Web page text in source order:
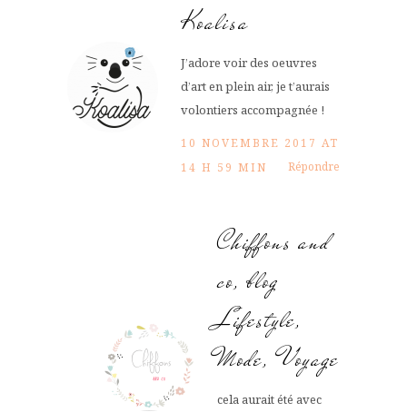
Koalisa
J’adore voir des oeuvres
d’art en plein air, je t’aurais
volontiers accompagnée !
10 NOVEMBRE 2017 AT
14 H 59 MIN
Répondre
Chiffons and
co, blog
Lifestyle,
Mode, Voyage
cela aurait été avec